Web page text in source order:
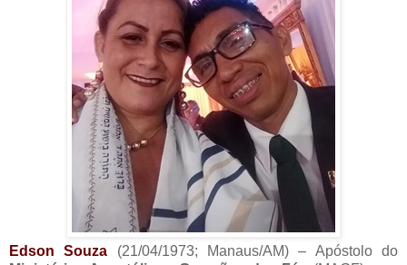
Edson Souza (21/04/1973; Manaus/AM) – Apóstolo do